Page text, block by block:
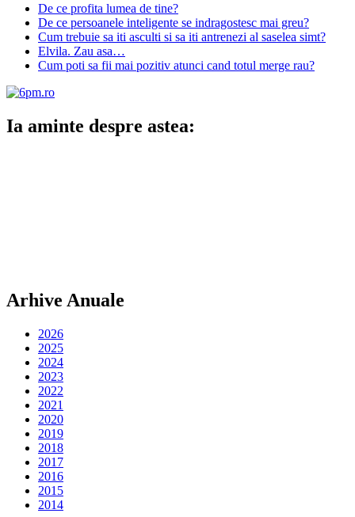
De ce profita lumea de tine?
De ce persoanele inteligente se indragostesc mai greu?
Cum trebuie sa iti asculti si sa iti antrenezi al saselea simt?
Elvila. Zau asa…
Cum poti sa fii mai pozitiv atunci cand totul merge rau?
Ia aminte despre astea:
Arhive Anuale
2026
2025
2024
2023
2022
2021
2020
2019
2018
2017
2016
2015
2014